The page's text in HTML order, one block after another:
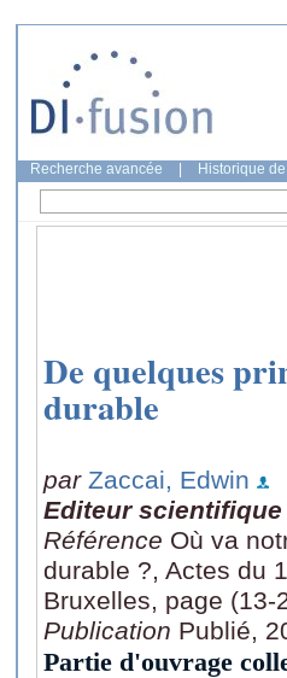
Recherche avancée Historique
De quelques
durable
par Zaccai, Edwin
Editeur scientifique
Référence Où va
durable ?, Actes du
Bruxelles, page (13-
Publication Publié,
Partie d'ouvrage